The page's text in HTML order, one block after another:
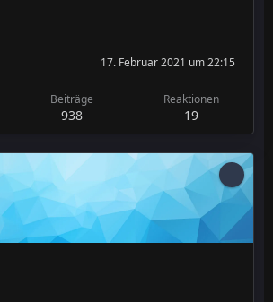
17. Februar 2021 um 22:15
Beiträge
938
Reaktionen
19